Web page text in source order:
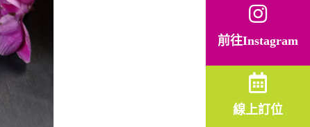
前往Instagram
線上訂位